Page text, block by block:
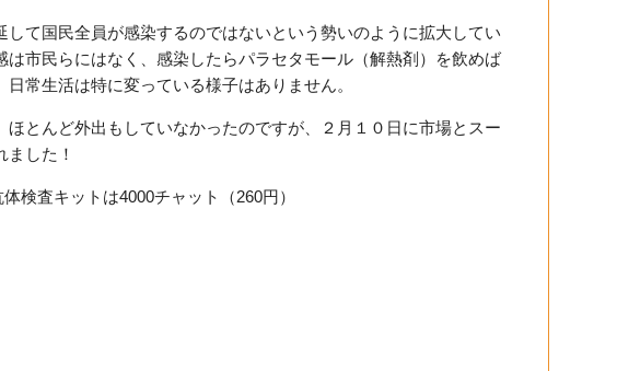
て国民全員が感染するのではないという勢いのように拡大してい
市民らにはなく、感染したらパラセタモール（解熱剤）を飲めば
常生活は特に変っている様子はありません。
とんど外出もしていなかったのですが、２月１０日に市場とスー
した！
検査キットは4000チャット（260円）